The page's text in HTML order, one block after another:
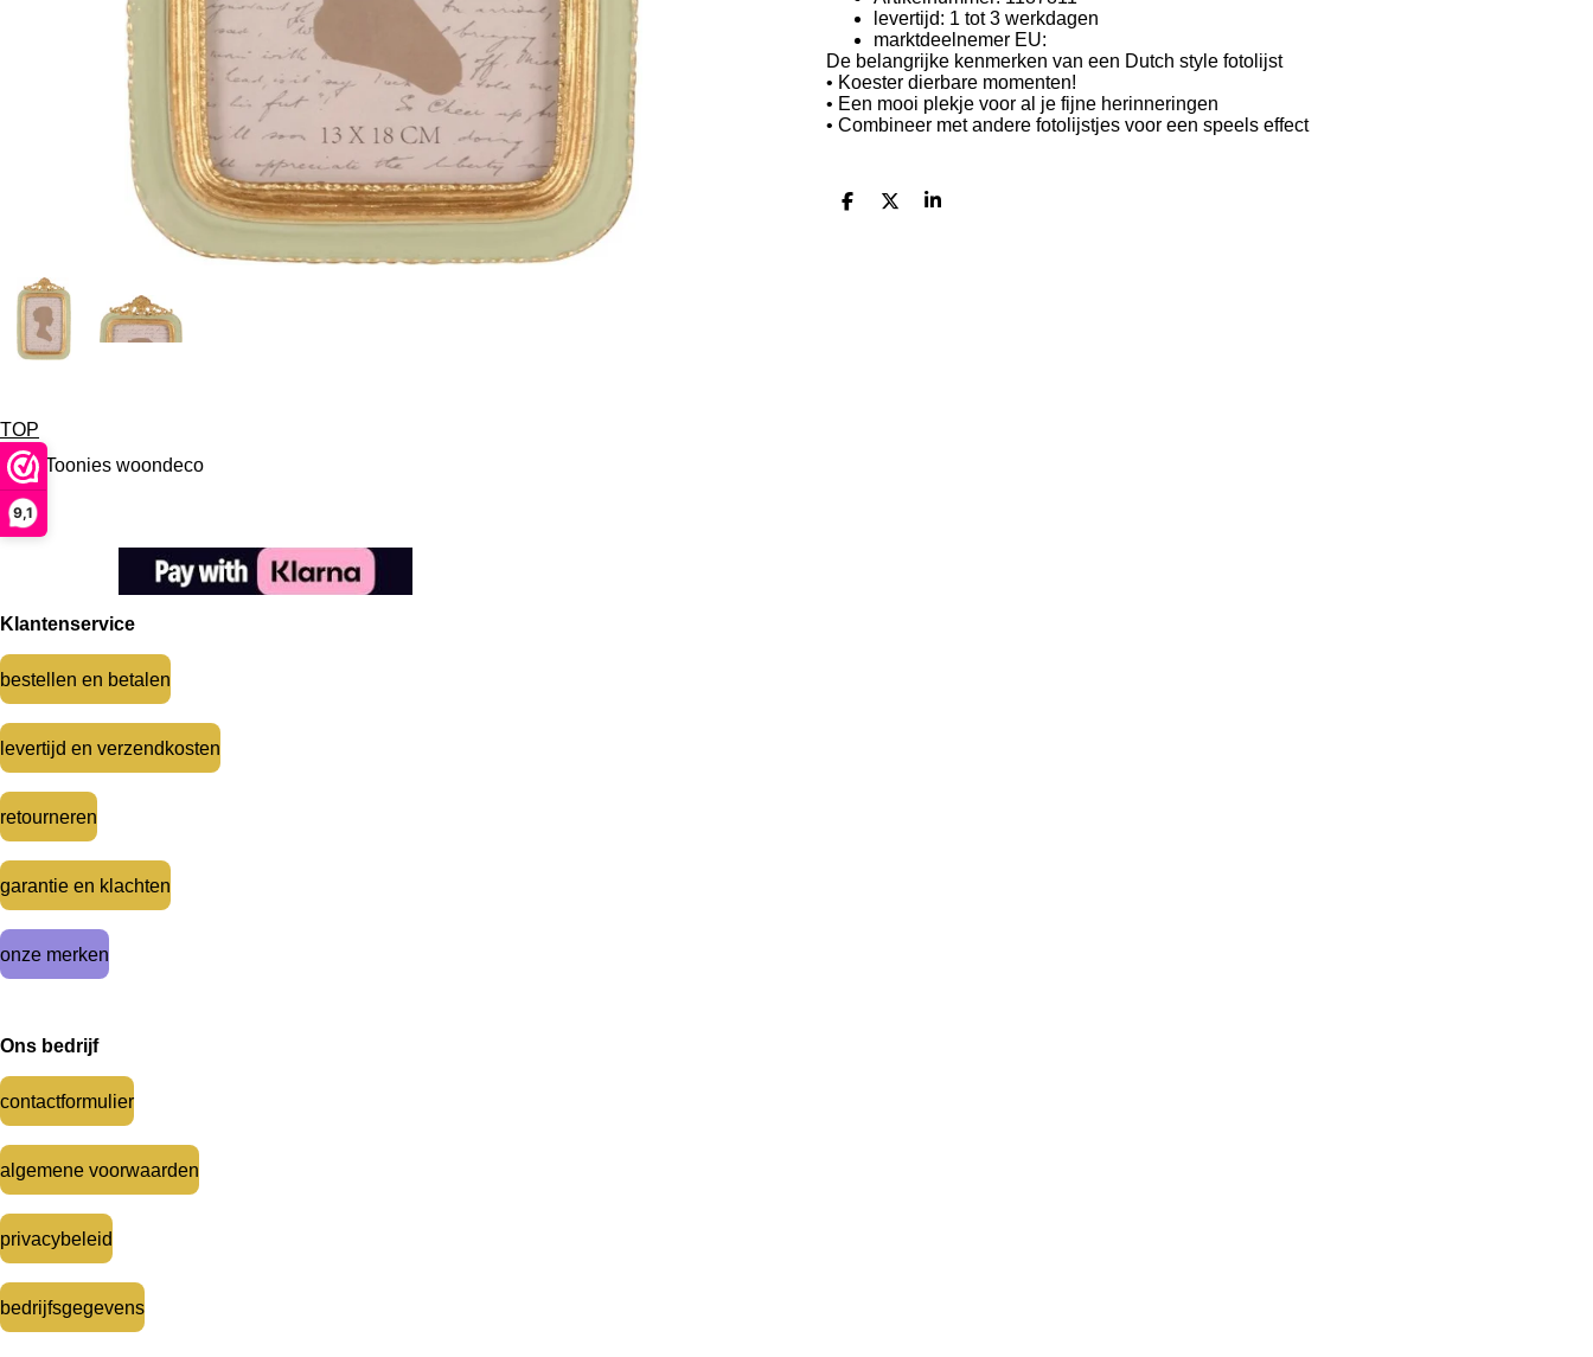
9,1
levertijd: 1 tot 3 werkdagen
marktdeelnemer EU:
De belangrijke kenmerken van een Dutch style fotolijst
• Koester dierbare momenten!
• Een mooi plekje voor al je fijne herinneringen
• Combineer met andere fotolijstjes voor een speels effect
D
D
S
TOP
Over Toonies woondeco
Klantenservice
bestellen en betalen
levertijd en verzendkosten
retourneren
garantie en klachten
onze merken
Ons bedrijf
contactformulier
algemene voorwaarden
privacybeleid
bedrijfsgegevens